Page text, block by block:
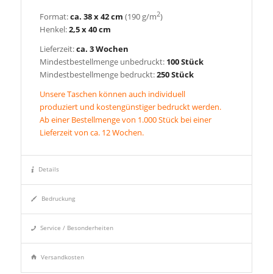
Format:ca. 38 x 42 cm (190 g/m2)
Henkel:2,5 x 40 cm
Lieferzeit:ca. 3 Wochen
Mindestbestellmenge unbedruckt: 100 Stück
Mindestbestellmenge bedruckt:250 Stück
Unsere Taschen können auch individuell
produziert und kostengünstiger bedruckt werden.
Ab einer Bestellmenge von 1.000 Stück bei einer
Lieferzeit von ca. 12 Wochen.
Details
Bedruckung
Service / Besonderheiten
Versandkosten